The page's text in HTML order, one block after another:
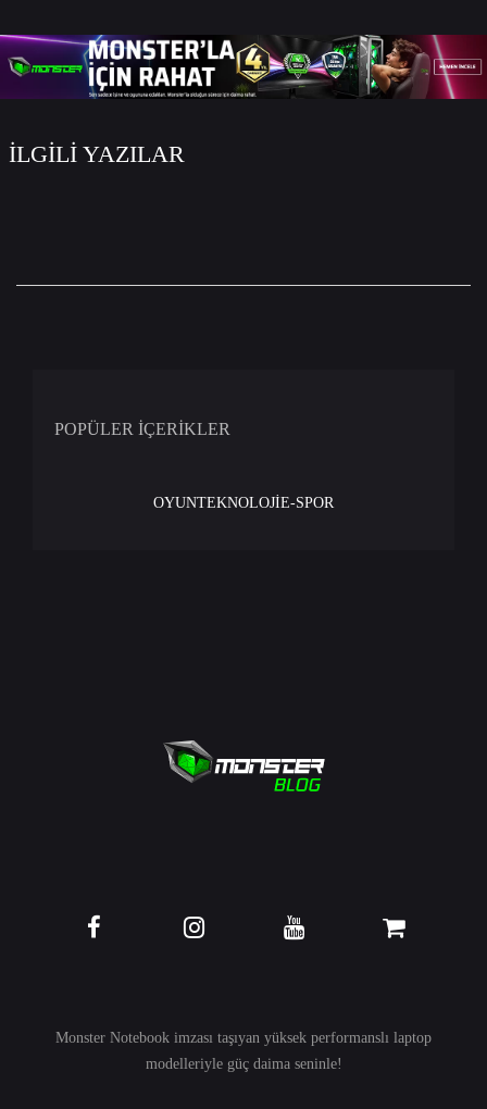
İLGİLİ YAZILAR
POPÜLER İÇERİKLER
OYUNTEKNOLOJİE-SPOR
Monster Notebook imzası taşıyan yüksek performanslı laptop
modelleriyle güç daima seninle!